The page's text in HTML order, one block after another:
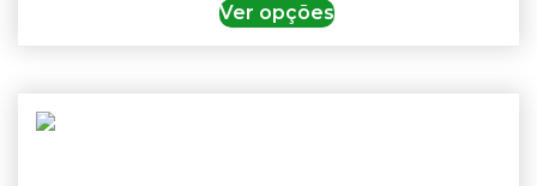
Ver opções